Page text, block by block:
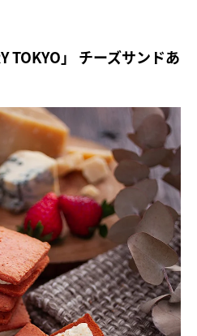
TOKYO」 チーズサンドあ